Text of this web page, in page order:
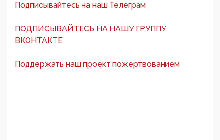
Подписывайтесь на наш Телеграм
ПОДПИСЫВАЙТЕСЬ НА НАШУ ГРУППУ
ВКОНТАКТЕ
Поддержать наш проект пожертвованием